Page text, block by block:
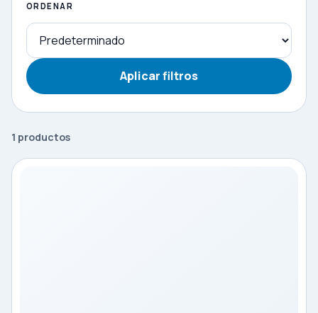
ORDENAR
Aplicar filtros
1 productos